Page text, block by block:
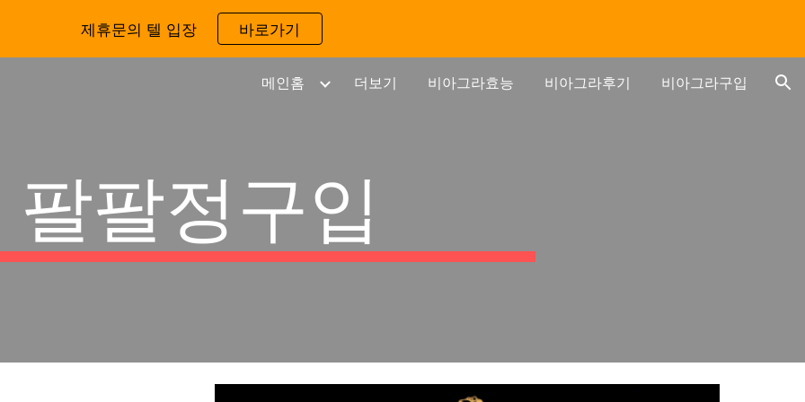
to main content제휴문의 텔 입장 바로가기
메인홈 더보기 비아그라효능 비아그라후기 비아그라구입
팔팔정구입